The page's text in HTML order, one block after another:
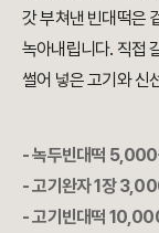
갓 부쳐낸 빈대떡은
녹아내립니다. 직접
썰어 넣은 고기와 신
- 녹두빈대떡
- 고기완자 1장
- 고기빈대떡